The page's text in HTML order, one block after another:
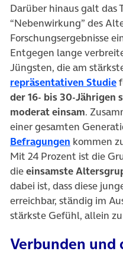
Darüber hinaus galt das
“Nebenwirkung” des
Forschungsergebnisse
Entgegen lange
Jüngsten, die am
repräsentativen Studie
der 16- bis 30-Jährigen
moderat einsam.
einer gesamten
Befragungen (öffnet in
kommen
Mit 24 Prozent ist die
dieeinsamste
dabei ist, dass diese
erreichbar, ständig im
stärkste Gefühl, allein
Verbunden und